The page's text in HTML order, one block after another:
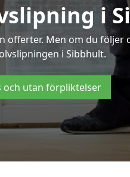
i
Men om du
i Sibbhult.
och utan förpliktelser